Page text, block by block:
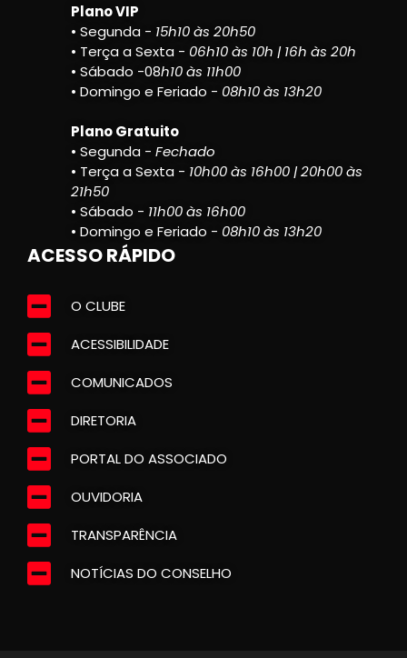
Plano VIP
• Segunda - 15h10 às 20h50
• Terça a Sexta - 06h10 às 10h | 16h às 20h
• Sábado -08h10 às 11h00
• Domingo e Feriado - 08h10 às 13h20
Plano Gratuito
• Segunda - Fechado
• Terça a Sexta - 10h00 às 16h00 | 20h00 às
21h50
• Sábado - 11h00 às 16h00
• Domingo e Feriado - 08h10 às 13h20
ACESSO RÁPIDO
O CLUBE
ACESSIBILIDADE
COMUNICADOS
DIRETORIA
PORTAL DO ASSOCIADO
OUVIDORIA
TRANSPARÊNCIA
NOTÍCIAS DO CONSELHO